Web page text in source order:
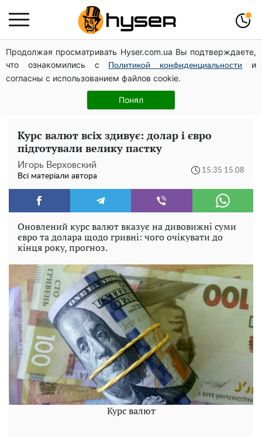
Продолжая просматривать Hyser.com.ua Вы подтверждаете,
что ознакомились с
Политикой конфиденциальности
и
согласны с использованием файлов cookie.
Понял
Його доведеться просто вилити: скільки можна
зберігати бензин у пластиковій каністрі
Весь секрет в одній таблетці аспірину: рецепт хрумкої
та соковитої капусти на зиму. Навіть п'яти банок вам
Курс валют всіх здивує: долар і євро
підготували велику пастку
Игорь Верховский
Всі матеріали автора
15:35 15.08
Оновлений курс валют вказує на дивовижні суми
євро та долара щодо гривні: чого очікувати до
кінця року, прогноз.
Курс валют